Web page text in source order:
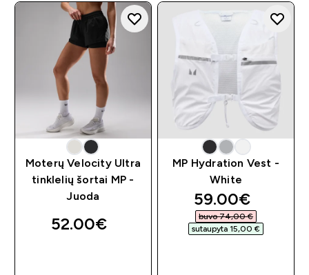
Moterų Velocity Ultra
tinklelių šortai MP -
Juoda
52.00€‎
MP Hydration Vest -
White
discounted
59.00€‎
buvo 74,00 €‎
sutaupyta 15,00 €‎